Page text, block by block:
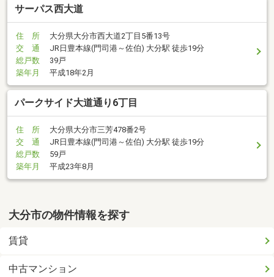
サーパス西大道
住 所
大分県大分市西大道2丁目5番13号
交 通
JR日豊本線(門司港～佐伯) 大分駅 徒歩19分
総戸数
39戸
築年月
平成18年2月
パークサイド大道通り6丁目
住 所
大分県大分市三芳478番2号
交 通
JR日豊本線(門司港～佐伯) 大分駅 徒歩19分
総戸数
59戸
築年月
平成23年8月
大分市の物件情報を探す
賃貸
中古マンション